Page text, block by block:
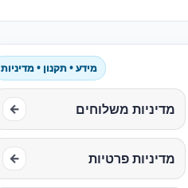
מידע • תקנון • מדיניות
מדיניות משלוחים ←
מדיניות פרטיות ←